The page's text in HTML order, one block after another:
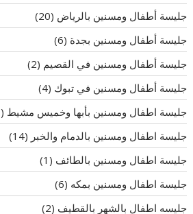
جليسة أطفال ومسنين بالرياض (20)
جليسة أطفال ومسنين بجدة (6)
جليسة أطفال ومسنين في القصيم (2)
جليسة أطفال ومسنين في تبوك (4)
جليسة اطفال ومسنين بأبها وخميس مشيط (1)
جليسة اطفال ومسنين بالدمام والخبر (14)
جليسة اطفال ومسنين بالطائف (1)
جليسة اطفال ومسنين بمكه (6)
جليسه اطفال بالشهر بالقطيف (2)